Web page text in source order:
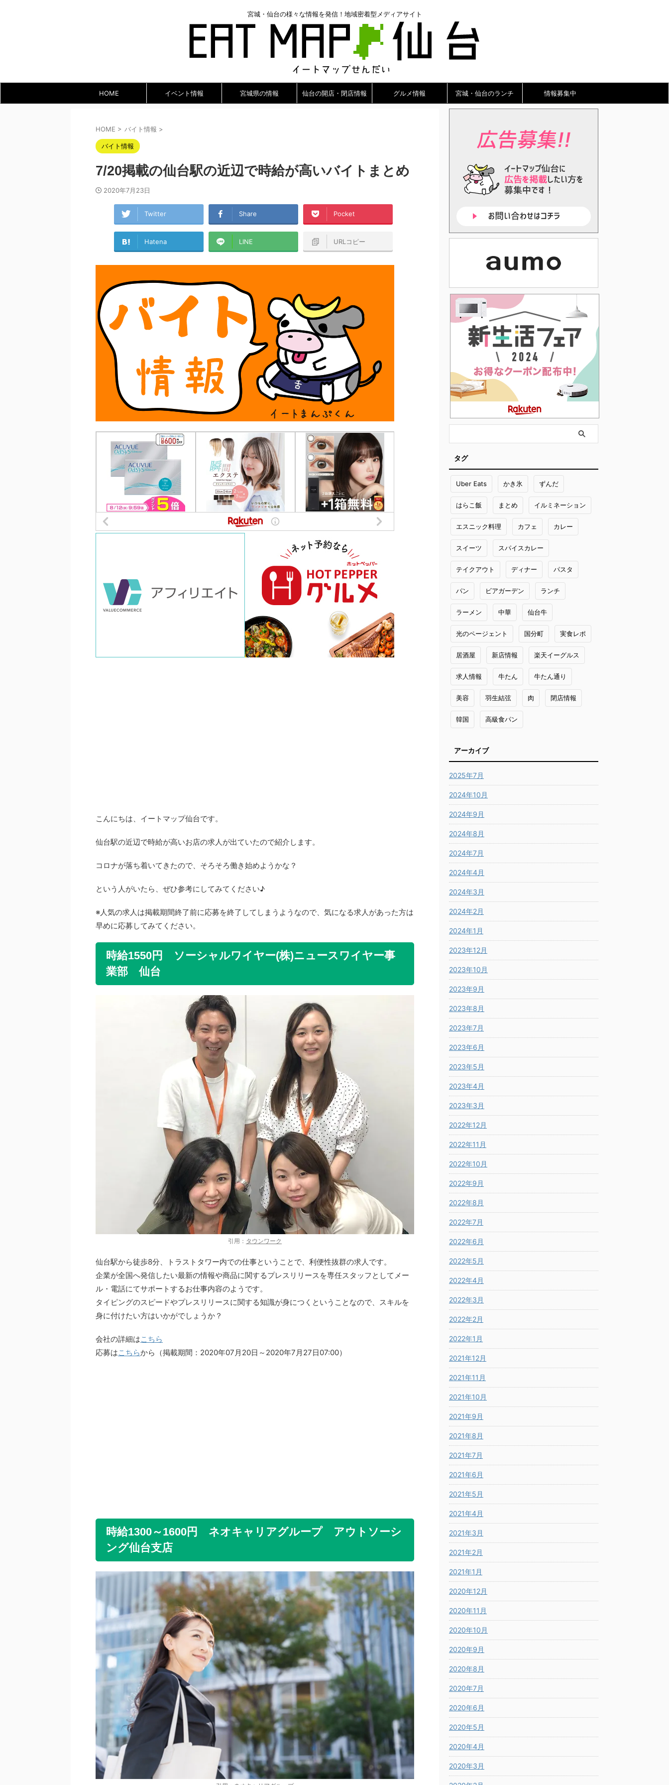
宮城・仙台の様々な情報を発信！地域密着型メディアサイト
HOME イベント情報 宮城県の情報 仙台の開店・閉店情報 グルメ情報 宮城・仙台のランチ 情報募集中
HOME > バイト情報 >
バイト情報
7/20掲載の仙台駅の近辺で時給が高いバイトまとめ
2020年7月23日
Twitter Share Pocket
Hatena LINE URLコピー
こんにちは、イートマップ仙台です。
仙台駅の近辺で時給が高いお店の求人が出ていたので紹介します。
コロナが落ち着いてきたので、そろそろ働き始めようかな？
という人がいたら、ぜひ参考にしてみてください♪
※人気の求人は掲載期間終了前に応募を終了してしまうようなので、気になる求人があった方は
早めに応募してみてください。
時給1550円 ソーシャルワイヤー(株)ニュースワイヤー事
業部 仙台
引用： タウンワーク
仙台駅から徒歩8分、トラストタワー内での仕事ということで、利便性抜群の求人です。
企業が全国へ発信したい最新の情報や商品に関するプレスリリースを専任スタッフとしてメー
ル・電話にてサポートするお仕事内容のようです。
タイピングのスピードやプレスリリースに関する知識が身につくということなので、スキルを
身に付けたい方はいかがでしょうか？
会社の詳細はこちら
応募はこちらから（掲載期間：2020年07月20日～2020年7月27日07:00）
時給1300～1600円 ネオキャリアグループ アウトソーシ
ング仙台支店
タグ
Uber Eats かき氷 ずんだ
はらこ飯 まとめ イルミネーション
エスニック料理 カフェ カレー
スイーツ スパイスカレー
テイクアウト ディナー パスタ
パン ビアガーデン ランチ
ラーメン 中華 仙台牛
光のページェント 国分町 実食レポ
居酒屋 新店情報 楽天イーグルス
求人情報 牛たん 牛たん通り
美容 羽生結弦 肉 閉店情報
韓国 高級食パン
アーカイブ
2025年7月
2024年10月
2024年9月
2024年8月
2024年7月
2024年4月
2024年3月
2024年2月
2024年1月
2023年12月
2023年10月
2023年9月
2023年8月
2023年7月
2023年6月
2023年5月
2023年4月
2023年3月
2022年12月
2022年11月
2022年10月
2022年9月
2022年8月
2022年7月
2022年6月
2022年5月
2022年4月
2022年3月
2022年2月
2022年1月
2021年12月
2021年11月
2021年10月
2021年9月
2021年8月
2021年7月
2021年6月
2021年5月
2021年4月
2021年3月
2021年2月
2021年1月
2020年12月
2020年11月
2020年10月
2020年9月
2020年8月
2020年7月
2020年6月
2020年5月
2020年4月
2020年3月